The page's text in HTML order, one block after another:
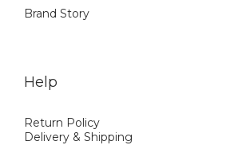
Brand Story
Help
Return Policy
Delivery & Shipping